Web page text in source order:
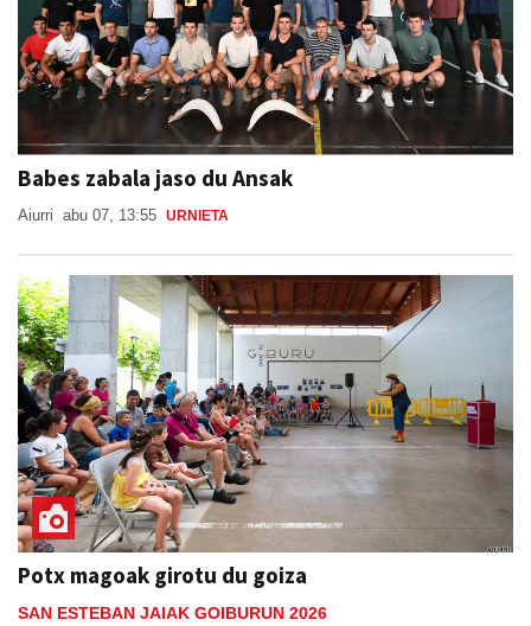
Babes zabala jaso du Ansak
Aiurri abu 07, 13:55 URNIETA
Potx magoak girotu du goiza
SAN ESTEBAN JAIAK GOIBURUN 2026